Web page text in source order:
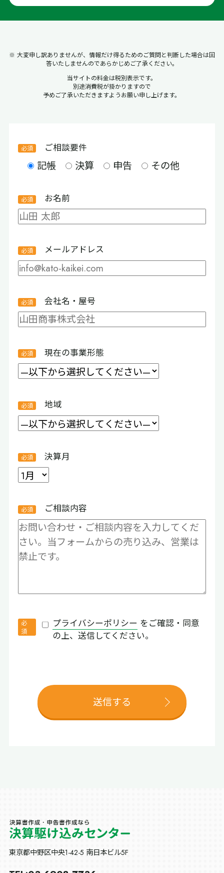
※ 大変申し訳ありませんが、情報だけ得るためのご質問と判断した場合は回
答いたしませんのであらかじめご了承ください。
当サイトの料金は税別表示です。
別途消費税が掛かりますので
予めご了承いただきますようお願い申し上げます。
ご相談要件
記帳 決算 申告 その他
お名前
メールアドレス
会社名・屋号
現在の事業形態
地域
決算月
ご相談内容
プライバシーポリシー をご確認・同意
の上、送信してください。
東京都中野区中央1-42-5 南日本ビル5F